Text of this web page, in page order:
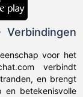
voor het
verbindt
en brengt
en betekenisvolle